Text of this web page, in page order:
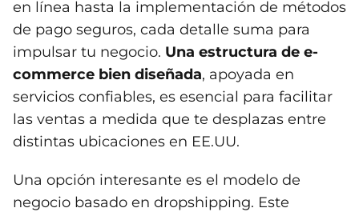
en línea hasta la implementación de métodos
de pago seguros, cada detalle suma para
impulsar tu negocio. Una estructura de e-
commerce bien diseñada, apoyada en
servicios confiables, es esencial para facilitar
las ventas a medida que te desplazas entre
distintas ubicaciones en EE.UU.
Una opción interesante es el modelo de
negocio basado en dropshipping. Este